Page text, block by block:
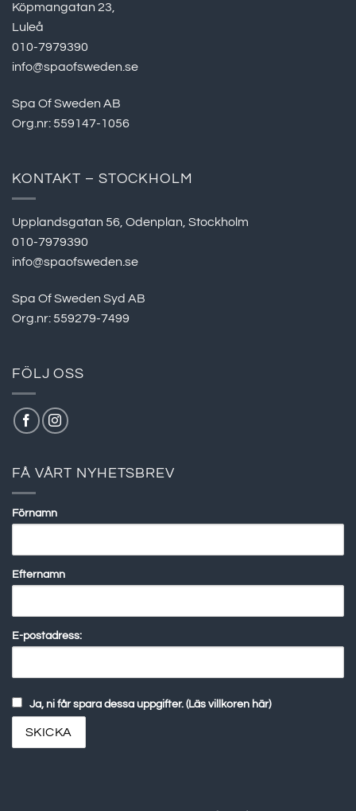
Köpmangatan 23,
Luleå
010-7979390
info@spaofsweden.se
Spa Of Sweden AB
Org.nr: 559147-1056
KONTAKT – STOCKHOLM
Upplandsgatan 56, Odenplan, Stockholm
010-7979390
info@spaofsweden.se
Spa Of Sweden Syd AB
Org.nr: 559279-7499
FÖLJ OSS
FÅ VÅRT NYHETSBREV
Förnamn
Efternamn
E-postadress:
Ja, ni får spara dessa uppgifter. (Läs villkoren här)